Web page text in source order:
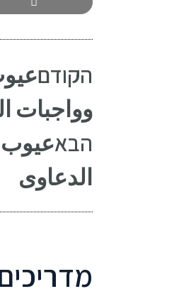
הקודם
وواجبات
הבאعيوب
الدعاوى